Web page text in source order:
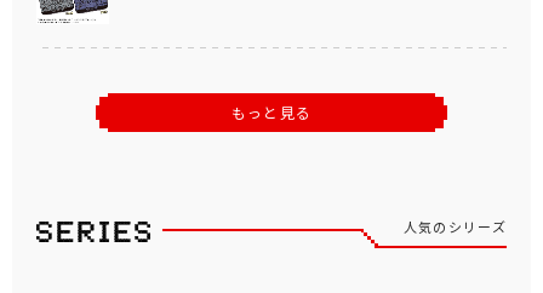
もっと見る
人気のシリーズ